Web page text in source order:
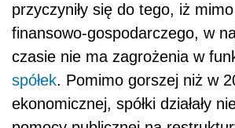
przyczyniły się do tego, iż
finansowo-gospodarczego, w
czasie nie ma zagrożenia w
spółek. Pomimo gorszej niż w
ekonomicznej, spółki działały